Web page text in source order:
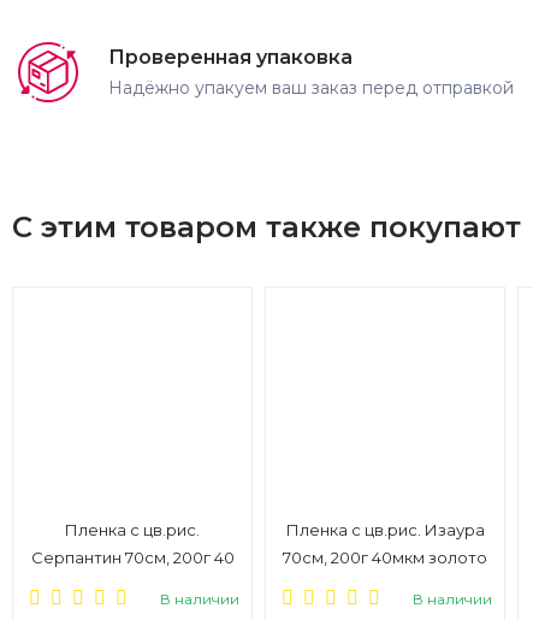
Проверенная упаковка
Надёжно упакуем ваш заказ перед отправкой
С этим товаром также покупают
Пленка с цв.рис.
Серпантин 70см, 200г 40
В наличии
Пленка с цв.рис. Изаура
70см, 200г 40мкм золото
В наличии